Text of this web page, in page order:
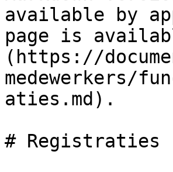
available by
page is
(https://
aties.md).
# Registraties